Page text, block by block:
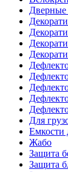
Для
Емкости
Жабо
Защита
Защита